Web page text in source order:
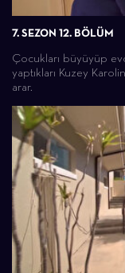
7. SEZON 12. BÖLÜM
Çocukları büyüyüp
yaptıkları Kuzey
arar.